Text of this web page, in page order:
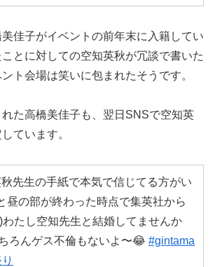
佳子がイベントの前年末に入籍してい
とに対しての空知英秋が冗談で書いた
ト会場は笑いに包まれたそうです。
た高橋美佳子も、翌日SNSで空知英
ています。
先生の手紙で本気で信じてる方がい
昼の部が終わった時点で集英社から
わたし空知先生と結婚してませんか
ろんゲス不倫もないよ〜😂 #gintama